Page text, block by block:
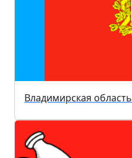
Владимирская область